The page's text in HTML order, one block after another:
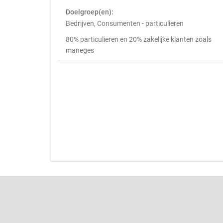
Doelgroep(en):
Bedrijven, Consumenten - particulieren
80% particulieren en 20% zakelijke klanten zoals
maneges